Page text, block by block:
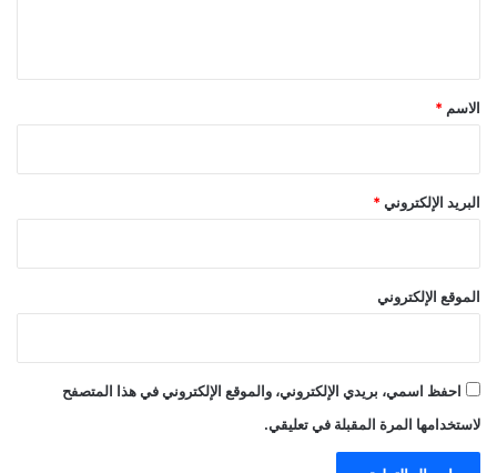
*
الاسم *
البريد الإلكتروني *
الموقع الإلكتروني
احفظ اسمي، بريدي الإلكتروني، والموقع الإلكتروني في هذا المتصفح
لاستخدامها المرة المقبلة في تعليقي.